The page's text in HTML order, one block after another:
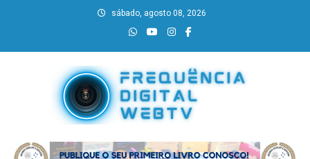
sábado, agosto 08, 2026
Frequência Digital WebTV